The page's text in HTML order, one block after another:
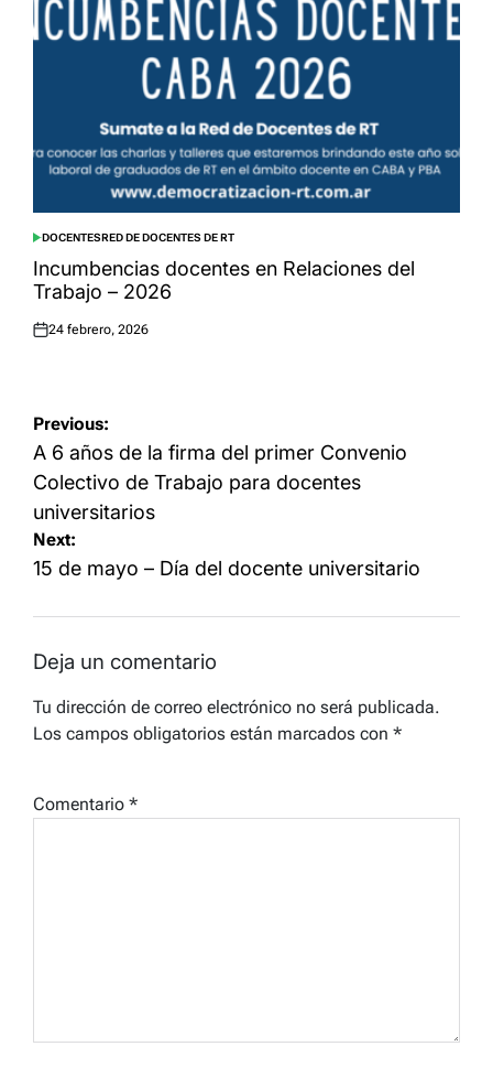
POSTED
IN
DOCENTESRED DE DOCENTES DE RT
Incumbencias docentes en Relaciones del
Trabajo – 2026
Posted
24 febrero, 2026
Navegación
de
entradas
Previous:
A 6 años de la firma del primer Convenio
Colectivo de Trabajo para docentes
universitarios
Next:
15 de mayo – Día del docente universitario
Deja un comentario
Tu dirección de correo electrónico no será publicada.
Los campos obligatorios están marcados con *
Comentario *